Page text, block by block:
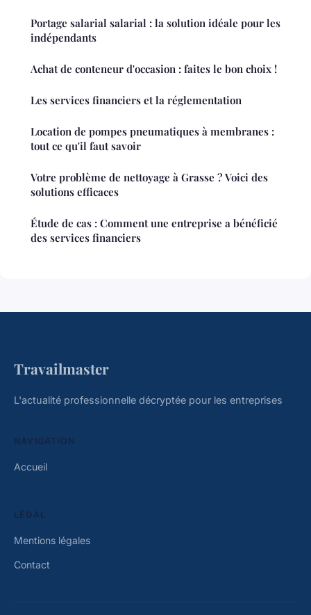
Portage salarial salarial : la solution idéale pour les
indépendants
Achat de conteneur d'occasion : faites le bon choix !
Les services financiers et la réglementation
Location de pompes pneumatiques à membranes :
tout ce qu'il faut savoir
Votre problème de nettoyage à Grasse ? Voici des
solutions efficaces
Étude de cas : Comment une entreprise a bénéficié
des services financiers
Travailmaster
L'actualité professionnelle décryptée pour les entreprises
NAVIGATION
Accueil
LÉGAL
Mentions légales
Contact